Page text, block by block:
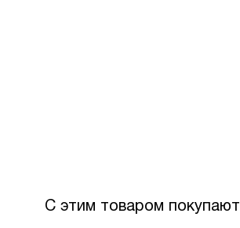
С этим товаром покупают